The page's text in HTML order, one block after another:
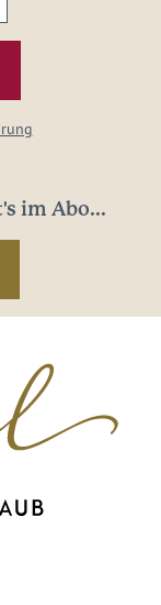
im Abo...